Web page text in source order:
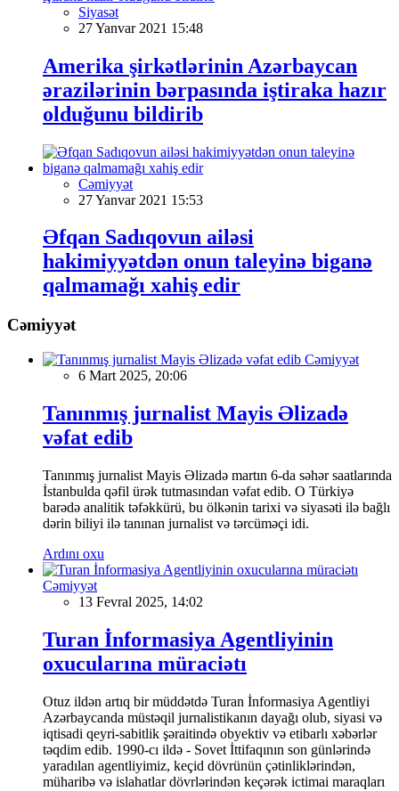
Siyasət
27 Yanvar 2021 15:48
Amerika şirkətlərinin Azərbaycan
ərazilərinin bərpasında iştiraka hazır
olduğunu bildirib
Cəmiyyət
27 Yanvar 2021 15:53
Əfqan Sadıqovun ailəsi
hakimiyyətdən onun taleyinə biganə
qalmamağı xahiş edir
Cəmiyyət
Cəmiyyət
6 Mart 2025, 20:06
Tanınmış jurnalist Mayis Əlizadə
vəfat edib
Tanınmış jurnalist Mayis Əlizadə martın 6-da səhər saatlarında
İstanbulda qəfil ürək tutmasından vəfat edib. O Türkiyə
barədə analitik təfəkkürü, bu ölkənin tarixi və siyasəti ilə bağlı
dərin biliyi ilə tanınan jurnalist və tərcüməçi idi.
Ardını oxu
Cəmiyyət
13 Fevral 2025, 14:02
Turan İnformasiya Agentliyinin
oxucularına müraciətı
Otuz ildən artıq bir müddətdə Turan İnformasiya Agentliyi
Azərbaycanda müstəqil jurnalistikanın dayağı olub, siyasi və
iqtisadi qeyri-sabitlik şəraitində obyektiv və etibarlı xəbərlər
təqdim edib. 1990-cı ildə - Sovet İttifaqının son günlərində
yaradılan agentliyimiz, keçid dövrünün çətinliklərindən,
müharibə və islahatlar dövrlərindən keçərək ictimai maraqları